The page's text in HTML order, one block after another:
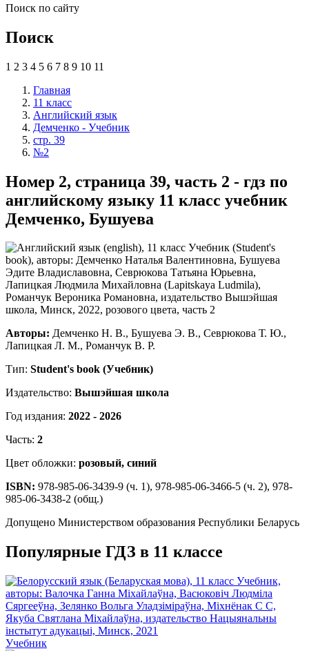
Поиск по сайту
Поиск
1 2 3 4 5 6 7 8 9 10 11
Главная
11 класс
Английский язык
Демченко - Учебник
стр. 39
№2
Номер 2, страница 39, часть 2 - гдз по
английскому языку 11 класс учебник
Демченко, Бушуева
Авторы: Демченко Н. В., Бушуева Э. В., Севрюкова Т. Ю.,
Лапицкая Л. М., Романчук В. Р.
Тип: Student's book (Учебник)
Издательство: Вышэйшая школа
Год издания: 2022 - 2026
Часть: 2
Цвет обложки: розовый, синий
ISBN: 978-985-06-3439-9 (ч. 1), 978-985-06-3466-5 (ч. 2), 978-
985-06-3438-2 (общ.)
Допущено Министерством образования Республики Беларусь
Популярные ГДЗ в 11 классе
Учебник